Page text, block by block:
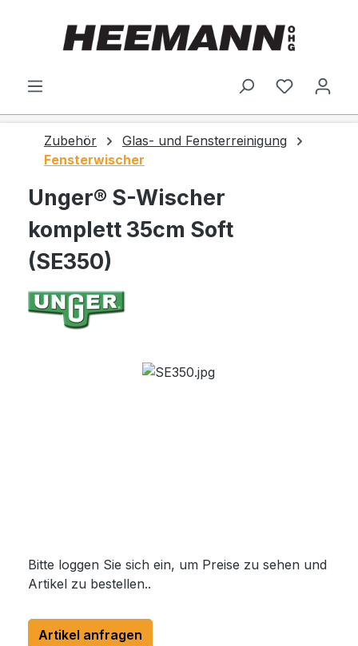
Du hast 0
Zubehör
Glas- und Fensterreinigung
Fensterwischer
Unger® S-Wischer
komplett 35cm Soft
(SE350)
Bildergalerie überspringen
Bitte loggen Sie sich ein, um Preise zu sehen und
Artikel zu bestellen..
Artikel anfragen